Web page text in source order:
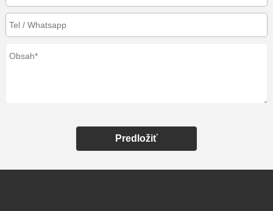
Predložiť